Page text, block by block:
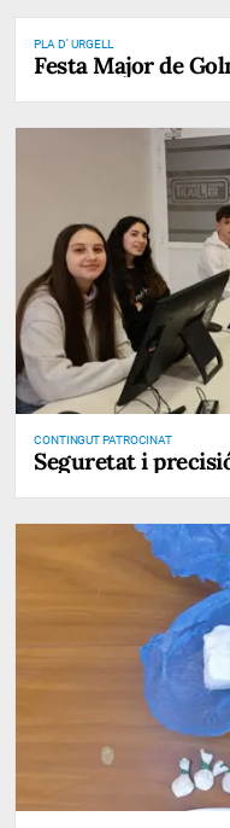
PLA D' URGELL
Festa Major de
CONTINGUT PATROCINAT
Seguretat i